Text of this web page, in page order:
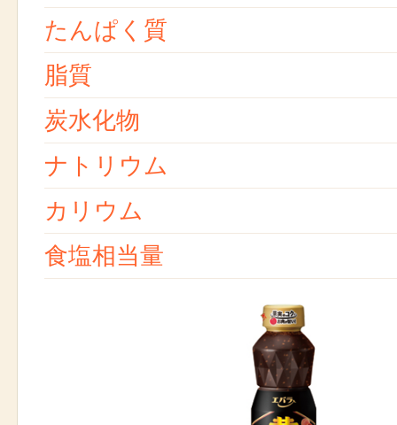
たんぱく質
脂質
炭水化物
ナトリウム
カリウム
食塩相当量